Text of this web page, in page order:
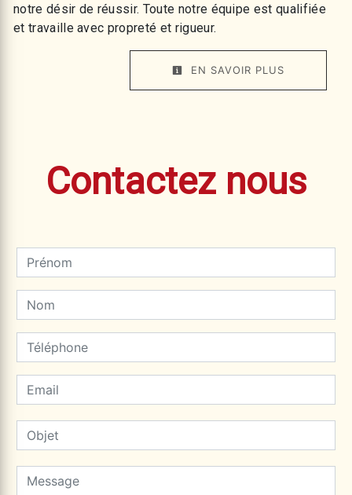
notre désir de réussir. Toute notre équipe est qualifiée
et travaille avec propreté et rigueur.
EN SAVOIR PLUS
Contactez nous